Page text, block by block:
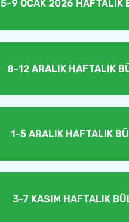
5-9 OCAK 2026 HAFTALIK
8-12 ARALIK HAFTALIK
1-5 ARALIK HAFTALIK
3-7 KASIM HAFTALIK